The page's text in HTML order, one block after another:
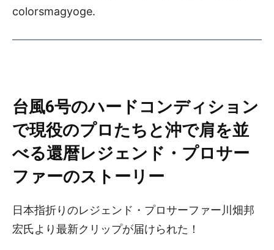
colorsmagyoge.
台風6号のハードコンディション
で現役のプロたちと沖で肩を並
べる還暦レジェンド・プロサー
ファーのストーリー
日本指折りのレジェンド・プロサーファー川畑邦
宏氏より最新クリップが届けられた！